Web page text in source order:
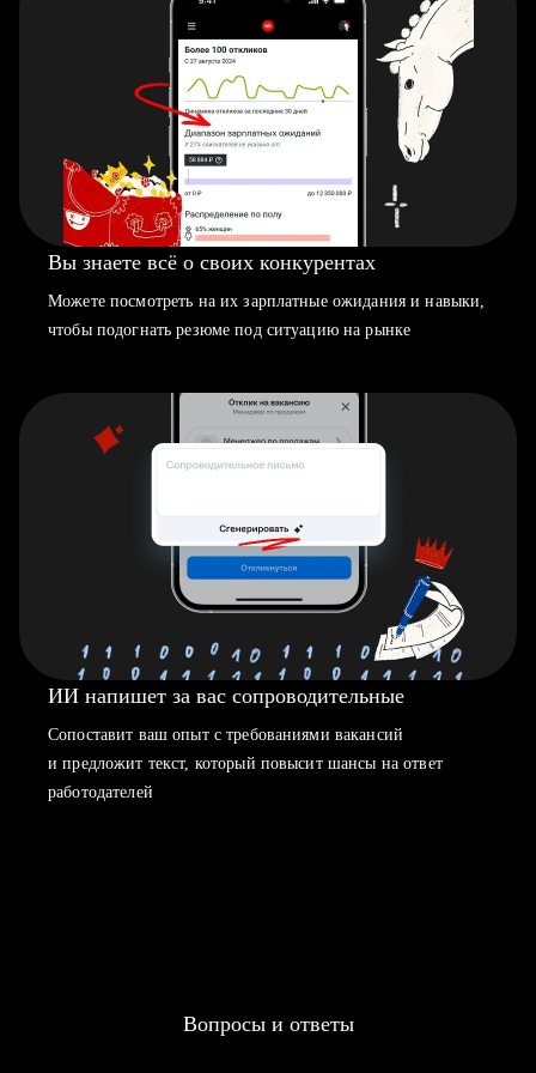
Вы знаете всё о своих конкурентах
Можете посмотреть на их зарплатные ожидания и навыки,
чтобы подогнать резюме под ситуацию на рынке
ИИ напишет за вас сопроводительные
Сопоставит ваш опыт с требованиями вакансий
и предложит текст, который повысит шансы на ответ
работодателей
Вопросы и ответы